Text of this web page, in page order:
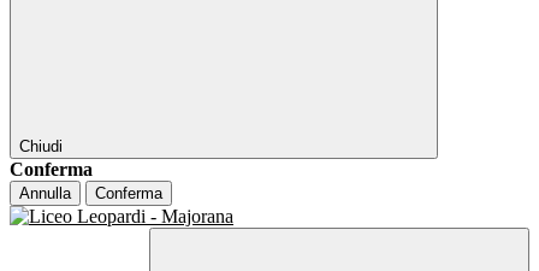
Chiudi
Conferma
Annulla Conferma